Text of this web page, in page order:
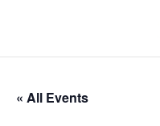
« All Events